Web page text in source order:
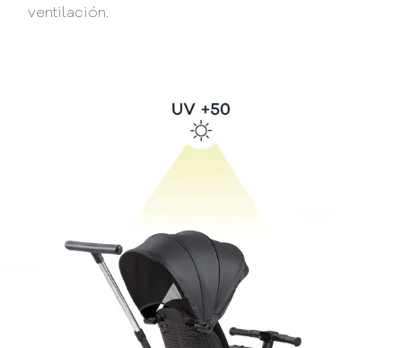
ventilación.